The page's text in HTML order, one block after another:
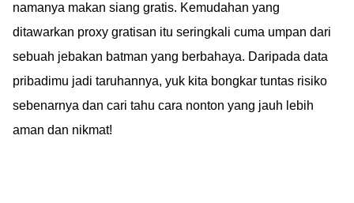
namanya makan siang gratis. Kemudahan yang
ditawarkan proxy gratisan itu seringkali cuma umpan dari
sebuah jebakan batman yang berbahaya. Daripada data
pribadimu jadi taruhannya, yuk kita bongkar tuntas risiko
sebenarnya dan cari tahu cara nonton yang jauh lebih
aman dan nikmat!